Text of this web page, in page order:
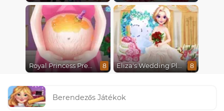
Royal Princess Pregnant 8 Eliza's Wedding Planner 8
Berendezős Játékok